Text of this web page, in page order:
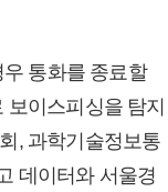
통화를 종료할
보이스피싱을 탐지
, 과학기술정보통
데이터와 서울경